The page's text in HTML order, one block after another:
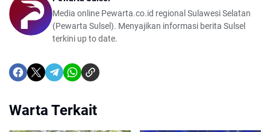
Media online Pewarta.co.id regional Sulawesi Selatan
(Pewarta Sulsel). Menyajikan informasi berita Sulsel
terkini up to date.
Warta Terkait